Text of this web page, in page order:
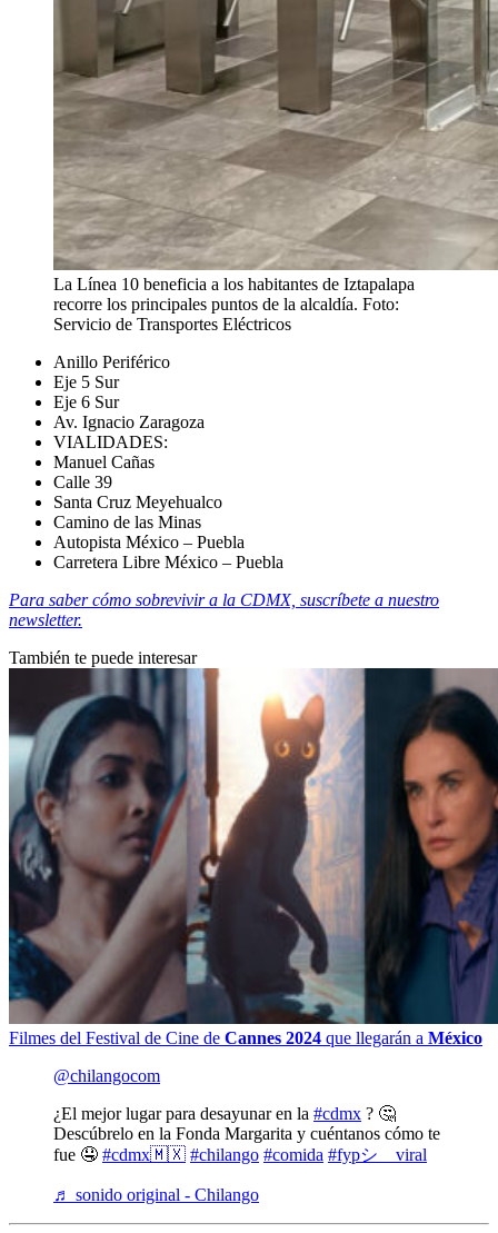
La Línea 10 beneficia a los habitantes de Iztapalapa
recorre los principales puntos de la alcaldía. Foto:
Servicio de Transportes Eléctricos
Anillo Periférico
Eje 5 Sur
Eje 6 Sur
Av. Ignacio Zaragoza
VIALIDADES:
Manuel Cañas
Calle 39
Santa Cruz Meyehualco
Camino de las Minas
Autopista México – Puebla
Carretera Libre México – Puebla
Para saber cómo sobrevivir a la CDMX, suscríbete a nuestro
newsletter.
También te puede interesar
Filmes del Festival de Cine de Cannes 2024 que llegarán a México
@chilangocom
¿El mejor lugar para desayunar en la #cdmx ? 🤔
Descúbrelo en la Fonda Margarita y cuéntanos cómo te
fue 🤤 #cdmx🇲🇽 #chilango #comida #fypシ゚viral
♬ sonido original - Chilango